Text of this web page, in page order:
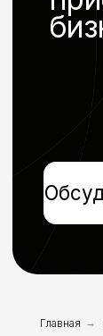
Главная →